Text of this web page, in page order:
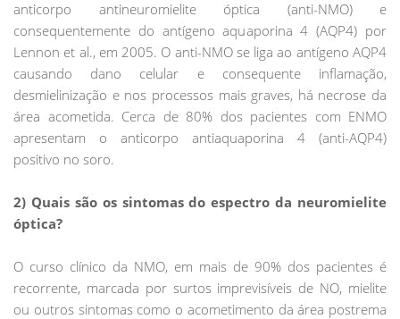
anticorpo antineuromielite óptica (anti-NMO) e
consequentemente do antígeno aquaporina 4 (AQP4) por
Lennon et al., em 2005. O anti-NMO se liga ao antígeno AQP4
causando dano celular e consequente inflamação,
desmielinização e nos processos mais graves, há necrose da
área acometida. Cerca de 80% dos pacientes com ENMO
apresentam o anticorpo antiaquaporina 4 (anti-AQP4)
positivo no soro.
2) Quais são os sintomas do espectro da neuromielite
óptica?
O curso clínico da NMO, em mais de 90% dos pacientes é
recorrente, marcada por surtos imprevisíveis de NO, mielite
ou outros sintomas como o acometimento da área postrema